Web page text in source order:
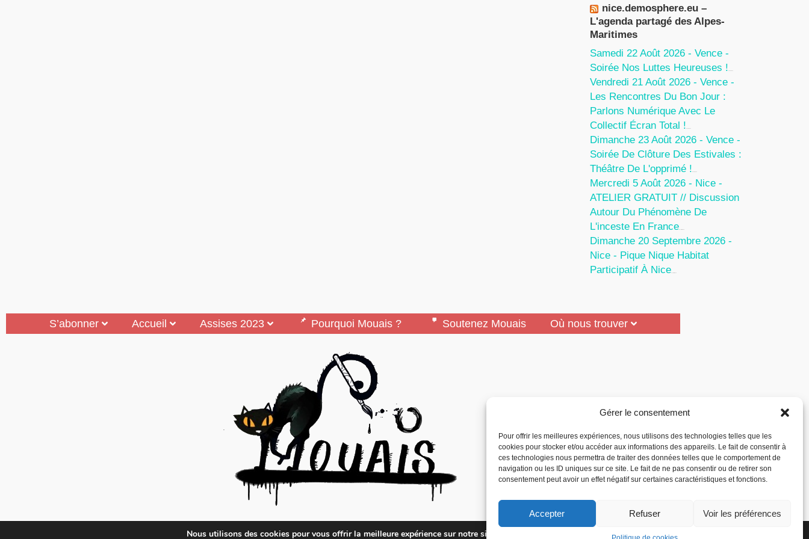
Gérer le consentement
Pour offrir les meilleures expériences, nous utilisons des technologies telles que les
cookies pour stocker et/ou accéder aux informations des appareils. Le fait de consentir à
ces technologies nous permettra de traiter des données telles que le comportement de
navigation ou les ID uniques sur ce site. Le fait de ne pas consentir ou de retirer son
consentement peut avoir un effet négatif sur certaines caractéristiques et fonctions.
Accepter Refuser Voir les préférences
nice.demosphere.eu –
L'agenda partagé des Alpes-
Maritimes
Samedi 22 Août 2026 - Vence -
Soirée Nos Luttes Heureuses !
Vendredi 21 Août 2026 - Vence -
Les Rencontres Du Bon Jour :
Parlons Numérique Avec Le
Collectif Écran Total !
Dimanche 23 Août 2026 - Vence -
Soirée De Clôture Des Estivales :
Théâtre De L'opprimé !
Mercredi 5 Août 2026 - Nice -
ATELIER GRATUIT // Discussion
Autour Du Phénomène De
L'inceste En France
Dimanche 20 Septembre 2026 -
Nice - Pique Nique Habitat
Participatif À Nice
S’abonner Accueil Assises 2023 Pourquoi Mouais ? Soutenez Mouais Où nous trouver
Mouais, le mensuel dubitatif…quoique est édité par l’Association ARMA, Association Pour la Reconnaissance des
Nous utilisons des cookies pour vous offrir la meilleure expérience sur notre site.